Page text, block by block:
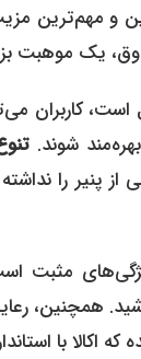
و مهم‌ترین
یک موهبت
است،
شوند.
پنیر را
مثبت
همچنین،
که اکالا با